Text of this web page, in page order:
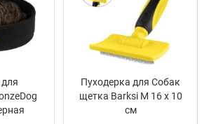
Пуходерка для Собак
щетка Barksi M 16 х 10
см